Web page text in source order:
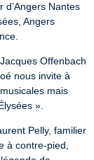
Nantes
Angers
Offenbach
nous invite à
mais
».
Pelly, familier
à contre-pied,